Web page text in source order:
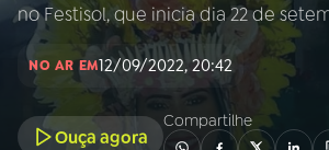
AO VIVO
01INÍCIO
no Festisol, que inicia dia 22 de
NO AR EM12/09/2022, 20:42
Ouça agora
Compartilhe